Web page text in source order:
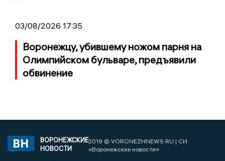
03/08/2026 17:35
Воронежцу, убившему ножом парня на
Олимпийском бульваре, предъявили
обвинение
ВОРОНЕЖСКИЕ
НОВОСТИ
2019 © VORONEZHNEWS.RU | СИ
«Воронежские новости»